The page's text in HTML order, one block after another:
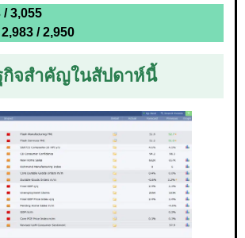
3,055
/ 2,950
กิจสำคัญในสัปดาห์นี้